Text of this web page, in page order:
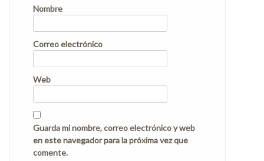
Nombre
Correo electrónico
Web
Guarda mi nombre, correo electrónico y web
en este navegador para la próxima vez que
comente.